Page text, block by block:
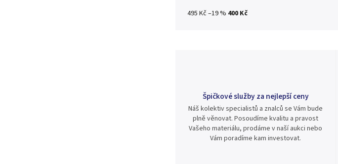
495 Kč–19 % 400 Kč
Špičkové služby za nejlepší ceny
Náš kolektiv specialistů a znalců se Vám bude
plně věnovat. Posoudíme kvalitu a pravost
Vašeho materiálu, prodáme v naší aukci nebo
Vám poradíme kam investovat.